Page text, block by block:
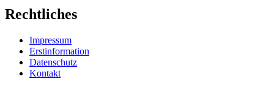
Rechtliches
Impressum
Erstinformation
Datenschutz
Kontakt